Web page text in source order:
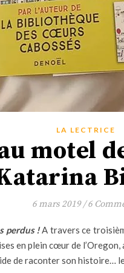
LA LECTRICE
motel
6 mars 2019/ 6
perdus !A travers ce
en plein cœur de l’Oregon,
de raconter son histoire…